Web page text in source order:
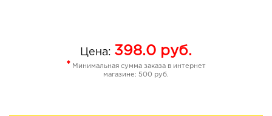
Цена: 398.0 руб.
* Минимальная сумма заказа в интернет
магазине: 500 руб.